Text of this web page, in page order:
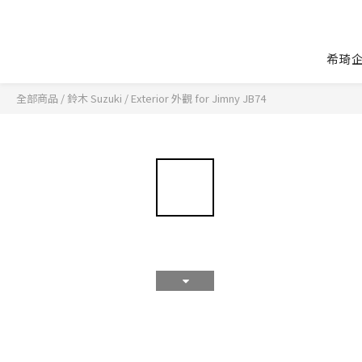
希琦
全部商品 / 鈴木 Suzuki / Exterior 外觀 for Jimny JB74